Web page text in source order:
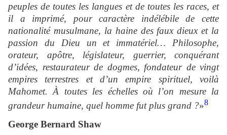
peuples de toutes les langues et de toutes les races, et
il a imprimé, pour caractère indélébile de cette
nationalité musulmane, la haine des faux dieux et la
passion du Dieu un et immatériel… Philosophe,
orateur, apôtre, législateur, guerrier, conquérant
d’idées, restaurateur de dogmes, fondateur de vingt
empires terrestres et d’un empire spirituel, voilà
Mahomet. À toutes les échelles où l’on mesure la
grandeur humaine, quel homme fut plus grand ?»8
George Bernard Shaw